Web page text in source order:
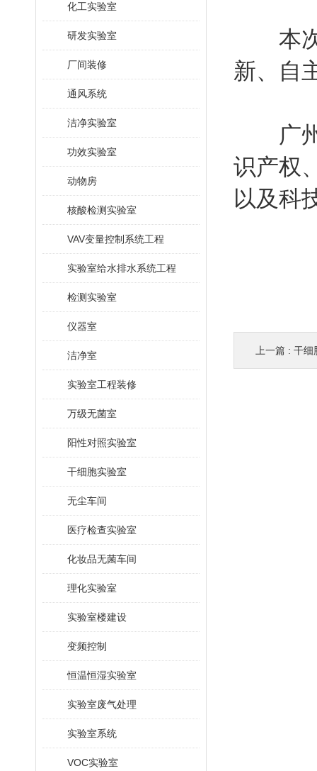
化工实验室
研发实验室
厂间装修
通风系统
洁净实验室
功效实验室
动物房
核酸检测实验室
VAV变量控制系统工程
实验室给水排水系统工程
检测实验室
仪器室
洁净室
实验室工程装修
万级无菌室
阳性对照实验室
干细胞实验室
无尘车间
医疗检查实验室
化妆品无菌车间
理化实验室
实验室楼建设
变频控制
恒温恒湿实验室
实验室废气处理
实验室系统
VOC实验室
本次
新、自
广州
识产权
以及科
上一篇 : 干细